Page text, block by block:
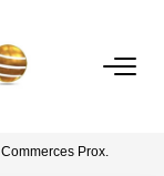
Commerces Prox.